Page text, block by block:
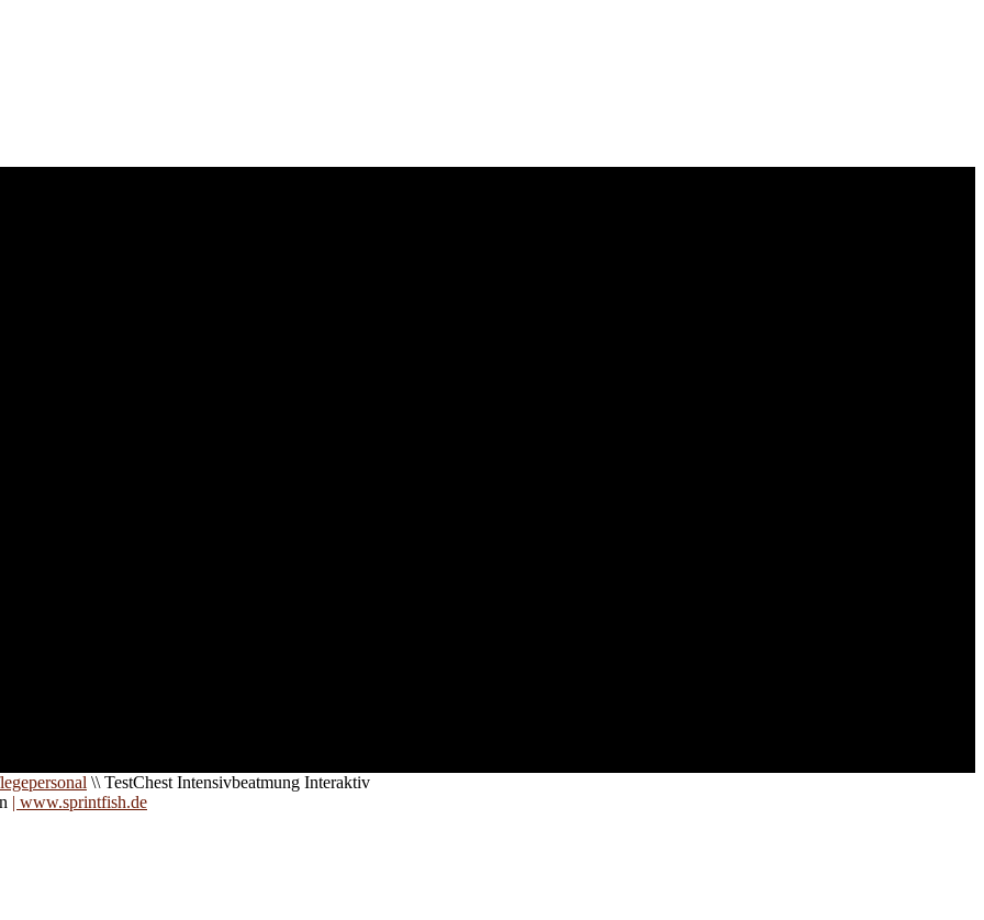
\\ TestChest Intensivbeatmung Interaktiv
| www.sprintfish.de